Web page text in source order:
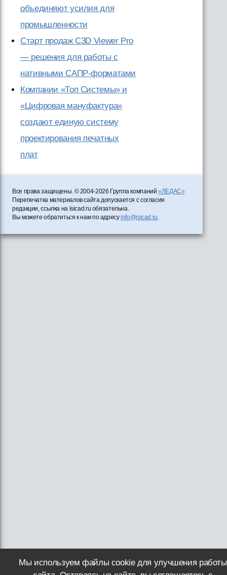
объединяют усилия для
промышленности
Старт продаж C3D Viewer Pro
— решения для работы с
нативными САПР-форматами
Компании «Топ Системы» и
«Цифровая мануфактура»
создают единую систему
проектирования печатных
плат
Все права защищены. © 2004-2026 Группа компаний«ЛЕДАС»
Перепечатка материалов сайта допускается с согласия
редакции, ссылка на isicad.ru обязательна.
Вы можете обратиться к нам по адресуinfo@isicad.ru.
Мы используем файлы cookie для улучшения работы